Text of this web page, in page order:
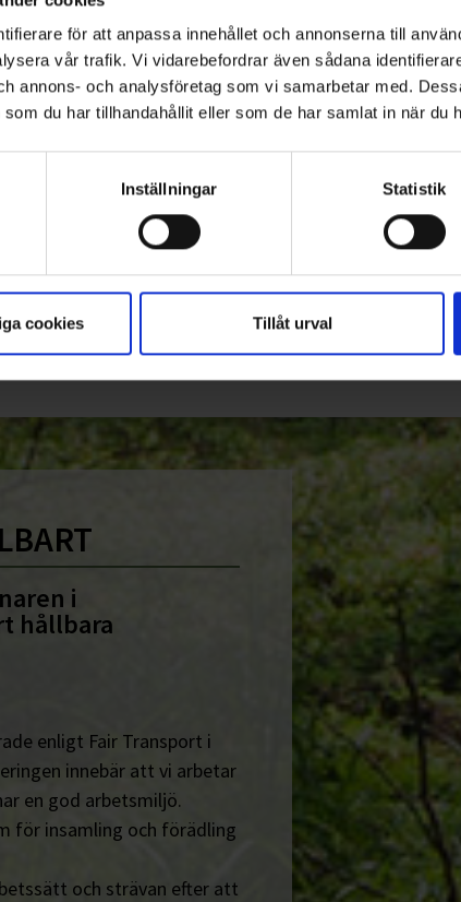
för att anpassa innehållet och annonserna till
vår trafik. Vi vidarebefordrar även sådana
annons- och analysföretag som vi samarbetar med.
du har tillhandahållit eller som de har samlat in när du
Inställningar Statistik
cookies Tillåt urval
i Hylte kommun
län
med nytt renhållningskontrakt
i
hållbara
enligt Fair Transport i
innebär att vi arbetar
en god arbetsmiljö.
för insamling och förädling
och strävan efter att